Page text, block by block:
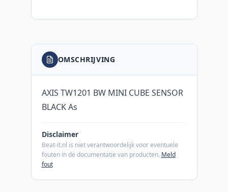
OMSCHRIJVING
AXIS TW1201 BW MINI CUBE SENSOR
BLACK As
Disclaimer
Beat-it.nl is niet verantwoordelijk voor eventuele
fouten in de documentatie van producten. Meld
fout